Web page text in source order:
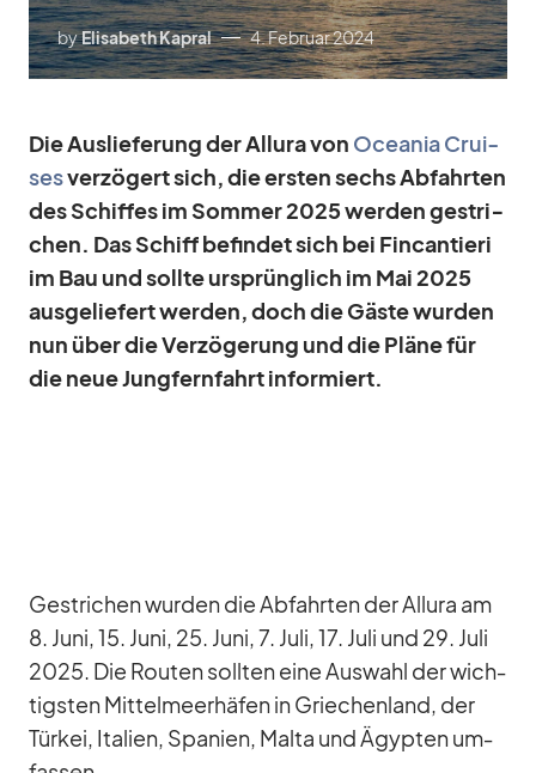
byElisabeth Kapral 4. Februar 2024
Die Aus­lie­fe­rung der Al­lura von Ocea­nia Crui­
sesver­zö­gert sich, die ers­ten sechs Ab­fahr­ten
des Schif­fes im Som­mer 2025 wer­den ge­stri­
chen. Das Schiff be­fin­det sich bei Fin­can­tieri
im Bau und sollte ur­sprüng­lich im Mai 2025
aus­ge­lie­fert wer­den, doch die Gäste wur­den
nun über die Ver­zö­ge­rung und die Pläne für
die neue Jung­fern­fahrt in­for­miert.
Ge­stri­chen wur­den die Ab­fahr­ten der Al­lura am
8. Juni, 15. Juni, 25. Juni, 7. Juli, 17. Juli und 29. Juli
2025. Die Rou­ten soll­ten eine Aus­wahl der wich­
tigs­ten Mit­tel­meer­hä­fen in Grie­chen­land, der
Tür­kei, Ita­lien, Spa­nien, Malta und Ägyp­ten um­